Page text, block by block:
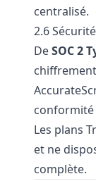
centralisé.
2.6
DeSOC 2
conformité
Les plans
et ne
complète.